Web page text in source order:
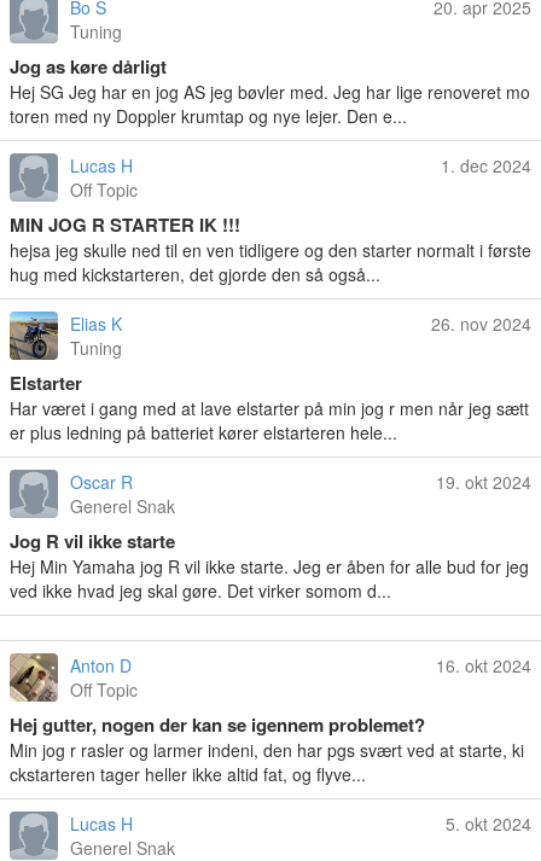
Bo S
Tuning
20. apr 2025
Jog as køre dårligt
Hej SG Jeg har en jog AS jeg bøvler med. Jeg har lige renoveret mo
toren med ny Doppler krumtap og nye lejer. Den e...
Lucas H
Off Topic
1. dec 2024
MIN JOG R STARTER IK !!!
hejsa jeg skulle ned til en ven tidligere og den starter normalt i første
hug med kickstarteren, det gjorde den så også...
Elias K
Tuning
26. nov 2024
Elstarter
Har været i gang med at lave elstarter på min jog r men når jeg sætt
er plus ledning på batteriet kører elstarteren hele...
Oscar R
Generel Snak
19. okt 2024
Jog R vil ikke starte
Hej Min Yamaha jog R vil ikke starte. Jeg er åben for alle bud for jeg
ved ikke hvad jeg skal gøre. Det virker somom d...
Anton D
Off Topic
16. okt 2024
Hej gutter, nogen der kan se igennem problemet?
Min jog r rasler og larmer indeni, den har pgs svært ved at starte, ki
ckstarteren tager heller ikke altid fat, og flyve...
Lucas H
Generel Snak
5. okt 2024